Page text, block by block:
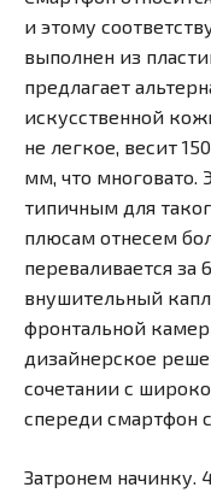
и этому
выполнен из
предлагает
искусственной
не легкое, весит
мм, что многовато.
типичным для
плюсам отнесем
переваливается
внушительный
фронтальной
дизайнерское
сочетании с
спереди смартфон
Затронем начинку.